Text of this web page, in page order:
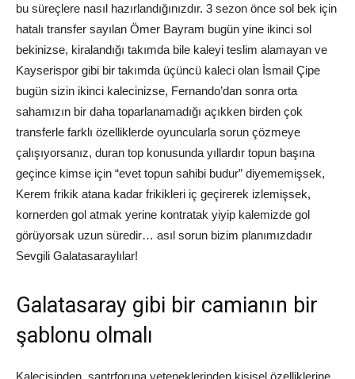
bu süreçlere nasıl hazırlandığınızdır. 3 sezon önce sol bek için
hatalı transfer sayılan Ömer Bayram bugün yine ikinci sol
bekinizse, kiralandığı takımda bile kaleyi teslim alamayan ve
Kayserispor gibi bir takımda üçüncü kaleci olan İsmail Çipe
bugün sizin ikinci kalecinizse, Fernando’dan sonra orta
sahamızın bir daha toparlanamadığı açıkken birden çok
transferle farklı özelliklerde oyuncularla sorun çözmeye
çalışıyorsanız, duran top konusunda yıllardır topun başına
geçince kimse için “evet topun sahibi budur” diyememişsek,
Kerem frikik atana kadar frikikleri iç geçirerek izlemişsek,
kornerden gol atmak yerine kontratak yiyip kalemizde gol
görüyorsak uzun süredir… asıl sorun bizim planımızdadır
Sevgili Galatasaraylılar!
Galatasaray gibi bir camianın bir
şablonu olmalı
Kalecisinden, santrforuna yeteneklerinden kişisel özelliklerine